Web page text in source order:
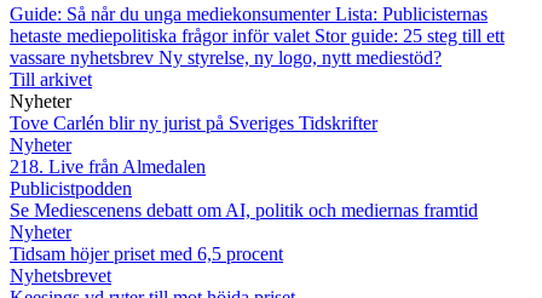
Guide: Så når du unga mediekonsumenterLista: Publicisternas
hetaste mediepolitiska frågor inför valet Stor guide: 25 steg till ett
vassare nyhetsbrev Ny styrelse, ny logo, nytt mediestöd?
Till arkivet
Nyheter
Tove Carlén blir ny jurist på Sveriges Tidskrifter
Nyheter
218. Live från Almedalen
Publicistpodden
Se Mediescenens debatt om AI, politik och mediernas framtid
Nyheter
Tidsam höjer priset med 6,5 procent
Nyhetsbrevet